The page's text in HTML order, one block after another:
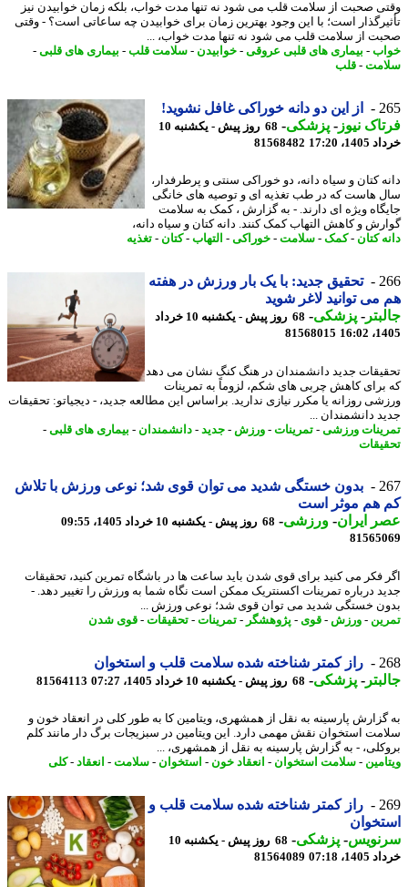
صحبت از سلامت قلب می شود نه تنها مدت خواب، بلکه زمان خوابیدن نیز
است؛ با این وجود بهترین زمان برای خوابیدن چه ساعاتی است؟ - وقتی
از سلامت قلب می شود نه تنها مدت خواب، ...
- بیماری های قلبی عروقی -خوابیدن -سلامت قلب -بیماری های قلبی-
-قلب
از این دو دانه خوراکی غافل نشوید!
نیوز-پزشکی-
68 روز پیش - یکشنبه 10
17:20
81568482
کتان و سیاه دانه، دو خوراکی سنتی و پرطرفدار،
هاست که در طب تغذیه ای و توصیه های خانگی
ویژه ای دارند. - به گزارش ، کمک به سلامت
و کاهش التهاب کمک کنند. دانه کتان و سیاه دانه،
کتان-کمک-سلامت-خوراکی -التهاب-کتان-تغذیه
تحقیق جدید: با یک بار ورزش در هفته
توانید لاغر شوید
-پزشکی-
68 روز پیش - یکشنبه 10 خرداد
81568015
جدید دانشمندان در هنگ کنگ نشان می دهد
کاهش چربی های شکم، لزوماً به تمرینات
روزانه یا مکرر نیازی ندارید. براساس این مطالعه جدید، - دیجیاتو: تحقیقات
دانشمندان ...
ورزشی -تمرینات -ورزش -جدید-دانشمندان- بیماری های قلبی-
بدون خستگی شدید می توان قوی شد؛ نوعی ورزش با تلاش
هم موثر است
ایران- ورزشی-68 روز پیش - یکشنبه 10 خرداد 1405، 09:55
فکر می کنید برای قوی شدن باید ساعت ها در باشگاه تمرین کنید، تحقیقات
درباره تمرینات اکسنتریک ممکن است نگاه شما به ورزش را تغییر دهد. -
خستگی شدید می توان قوی شد؛ نوعی ورزش ...
- ورزش -قوی -پژوهشگر-تمرینات -تحقیقات-قوی شدن
راز کمتر شناخته شده سلامت قلب و استخوان
-پزشکی-68 روز پیش - یکشنبه 10 خرداد 1405، 07:27 81564113
پارسینه به نقل از همشهری، ویتامین کا به طور کلی در انعقاد خون و
استخوان نقش مهمی دارد. این ویتامین در سبزیجات برگ دار مانند کلم
- به گزارش پارسینه به نقل از همشهری، ...
-سلامت استخوان- انعقاد خون-استخوان- سلامت-انعقاد-کلی
راز کمتر شناخته شده سلامت قلب و
-پزشکی-
68 روز پیش - یکشنبه 10
07:18
81564089